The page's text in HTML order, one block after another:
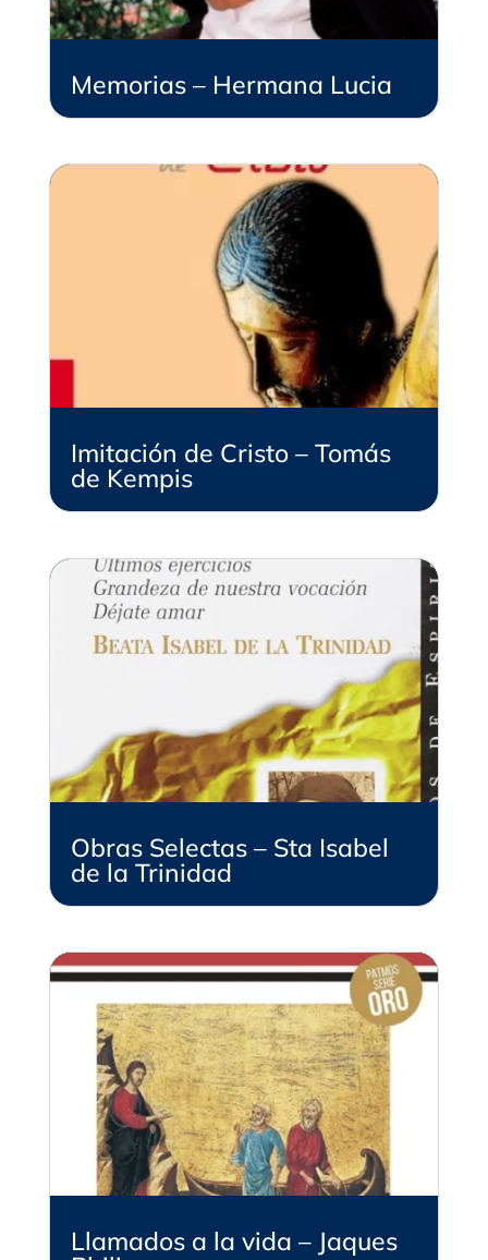
Memorias – Hermana Lucia
Imitación de Cristo – Tomás
de Kempis
Obras Selectas – Sta Isabel
de la Trinidad
Llamados a la vida – Jaques